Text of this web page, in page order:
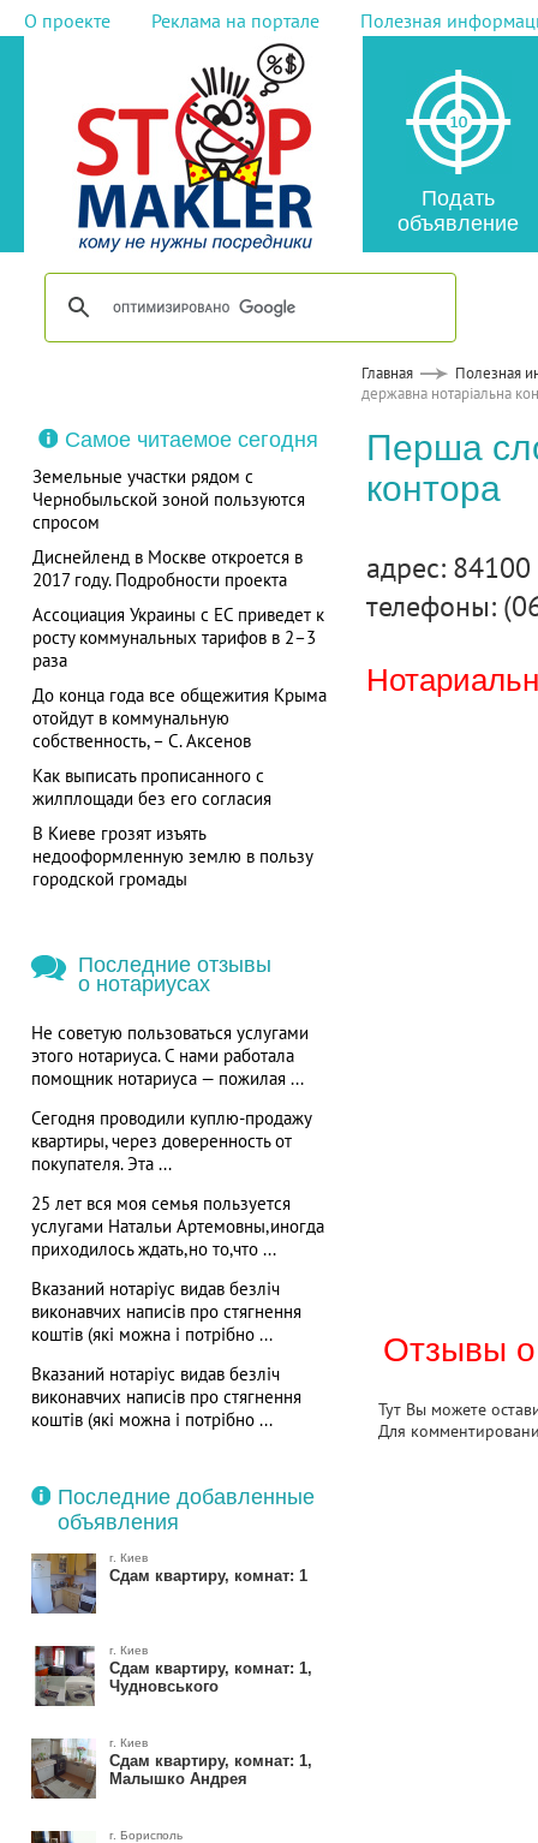
О проекте Реклама на портале Полезная
Подать
объявление
Главная
Полезная
державна нотаріальна
Самое читаемое сегодня
Земельные участки рядом с
Чернобыльской зоной пользуются
спросом
Диснейленд в Москве откроется в
2017 году. Подробности проекта
Ассоциация Украины с ЕС приведет к
росту коммунальных тарифов в 2–3
раза
До конца года все общежития Крыма
отойдут в коммунальную
собственность, – С. Аксенов
Как выписать прописанного с
жилплощади без его согласия
В Киеве грозят изъять
недооформленную землю в пользу
городской громады
Последние отзывы
о нотариусах
Не советую пользоваться услугами
этого нотариуса. С нами работала
помощник нотариуса — пожилая ...
Сегодня проводили куплю-продажу
квартиры, через доверенность от
покупателя. Эта ...
25 лет вся моя семья пользуется
услугами Натальи Артемовны,иногда
приходилось ждать,но то,что ...
Вказаний нотаріус видав безліч
виконавчих написів про стягнення
коштів (які можна і потрібно ...
Вказаний нотаріус видав безліч
виконавчих написів про стягнення
коштів (які можна і потрібно ...
Последние добавленные
объявления
г. Киев
Сдам квартиру, комнат: 1
г. Киев
Сдам квартиру, комнат: 1,
Чудновського
г. Киев
Сдам квартиру, комнат: 1,
Малышко Андрея
г. Борисполь
Перша
контора
адрес: 84100
телефоны:
Отзывы о
Тут Вы можете
Для